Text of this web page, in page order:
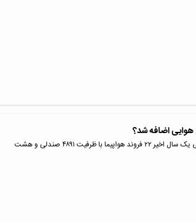
هوایی اضافه شد؟
طبق اعلام وزارت راه و شهرسازی، طی یک سال اخیر ۲۲ فروند هواپیما با ظرفیت ۴۸۹۱ صندلی و هشت